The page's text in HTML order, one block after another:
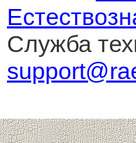
Служба